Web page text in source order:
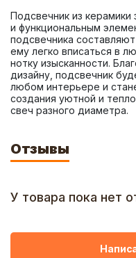
Подсвечник из керамики
и функциональным
подсвечника
ему легко вписаться в
нотку изысканности.
дизайну, подсвечник
любом интерьере и
создания уютной и
свеч разного диаметра.
Отзывы
У товара пока нет